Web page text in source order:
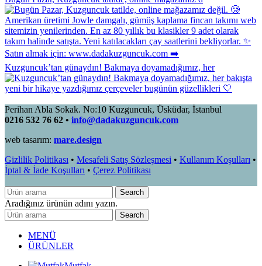
Kuzguncuk’tan günaydın! Bakmaya doyamadığımız, her
Perihan Abla Sokak. No:10 Kuzguncuk, Üsküdar, İstanbul
0216 532 76 62 • info@dadakuzguncuk.com
web tasarım: mare.design
Gizlilik Politikası • Mesafeli Satış Sözleşmesi • Kullanım Koşulları •
İptal & İade Koşulları • Çerez Politikası
Search
Aradığınız ürünün adını yazın.
Search
MENÜ
ÜRÜNLER